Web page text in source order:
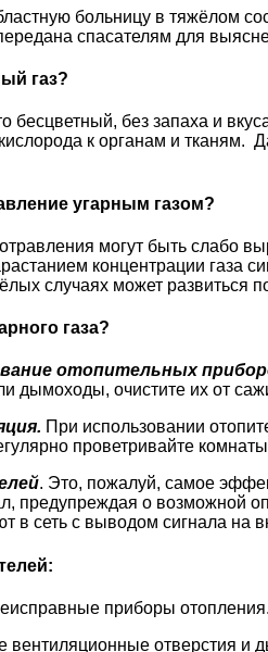
больницу в тяжёлом
спасателям для
газ?
бесцветный, без запаха и
к органам и тканям.
угарным газом?
могут быть слабо
концентрации газа
случаях может развиться
газа?
отопительных
дымоходы, очистите их от
При использовании
проветривайте
. Это, пожалуй, самое
предупреждая о возможной
в сеть с выводом сигнала на
приборы отопления.
вентиляционные отверстия и